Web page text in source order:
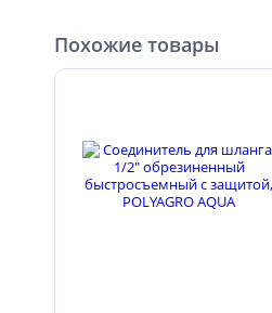
Похожие товары